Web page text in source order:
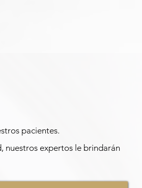
pacientes.
nuestros expertos le brindarán